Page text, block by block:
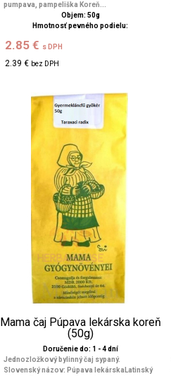
pumpava, pampeliška Koreň...
Objem: 50g
Hmotnosť pevného podielu:
2.85 € s DPH
2.39 € bez DPH
Mama čaj Púpava lekárska koreň
(50g)
Doručenie do: 1 - 4 dní
Jednozložkový bylinný čaj sypaný.
Slovenský názov: Púpava lekárskaLatinský